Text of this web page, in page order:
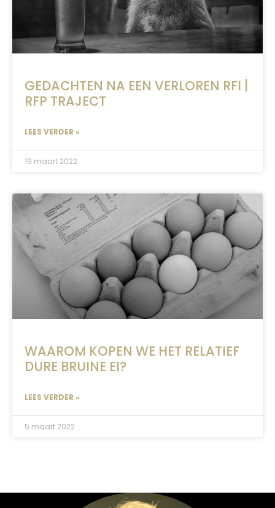
GEDACHTEN NA EEN VERLOREN RFI |
RFP TRAJECT
LEES VERDER »
19 maart 2022
WAAROM KOPEN WE HET RELATIEF
DURE BRUINE EI?
LEES VERDER »
5 maart 2022